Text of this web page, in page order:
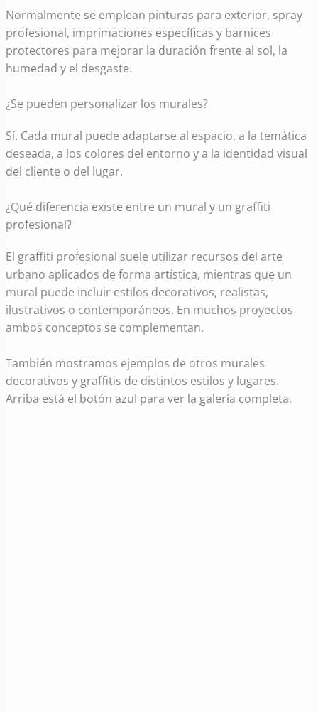
Normalmente se emplean pinturas para exterior, spray
profesional, imprimaciones específicas y barnices
protectores para mejorar la duración frente al sol, la
humedad y el desgaste.
¿Se pueden personalizar los murales?
Sí. Cada mural puede adaptarse al espacio, a la temática
deseada, a los colores del entorno y a la identidad visual
del cliente o del lugar.
¿Qué diferencia existe entre un mural y un graffiti
profesional?
El graffiti profesional suele utilizar recursos del arte
urbano aplicados de forma artística, mientras que un
mural puede incluir estilos decorativos, realistas,
ilustrativos o contemporáneos. En muchos proyectos
ambos conceptos se complementan.
También mostramos ejemplos de otros murales
decorativos y graffitis de distintos estilos y lugares.
Arriba está el botón azul para ver la galería completa.